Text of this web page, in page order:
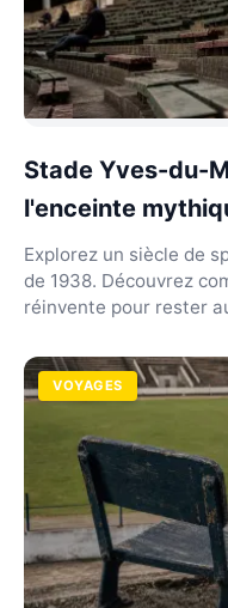
Stade Yves-du-
l'enceinte
Explorez un siècle de
de 1938. Découvrez
réinvente pour rester
VOYAGES